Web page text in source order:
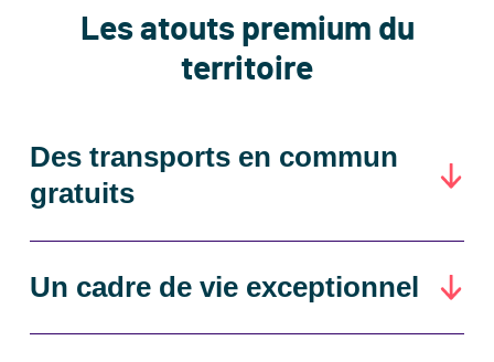
Les atouts premium du
territoire
Des transports en commun
gratuits
Un cadre de vie exceptionnel